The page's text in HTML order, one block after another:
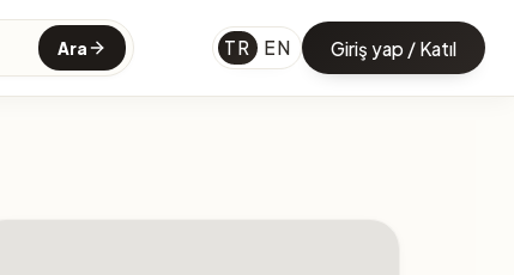
Ara TR EN Giriş yap / Katıl